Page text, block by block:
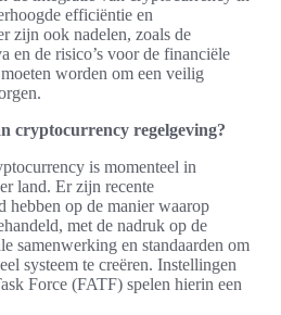
efficiëntie en
zijn ook nadelen, zoals de
en de risico’s voor de financiële
worden om een veilig
cryptocurrency regelgeving?
is momenteel in
land. Er zijn recente
op de manier waarop
met de nadruk op de
samenwerking en standaarden om
systeem te creëren. Instellingen
Force (FATF) spelen hierin een